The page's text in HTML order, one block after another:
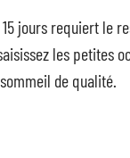
jours requiert le
les petites
de qualité.